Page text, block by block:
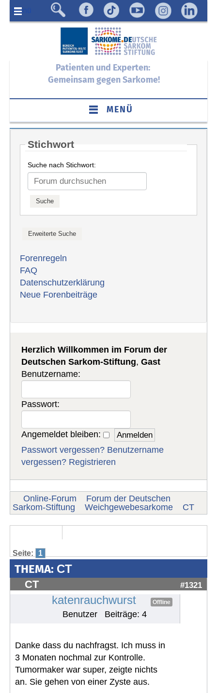
Menü
Patienten und Experten:
Gemeinsam gegen Sarkome!
MENÜ
Stichwort
Suche nach Stichwort:
Forenregeln
FAQ
Datenschutzerklärung
Neue Forenbeiträge
Herzlich Willkommen im Forum der
Deutschen Sarkom-Stiftung,Gast
Benutzername:
Passwort:
Angemeldet bleiben:
Passwort vergessen? Benutzername
vergessen? Registrieren
Online-Forum
Forum der Deutschen
Sarkom-Stiftung
Weichgewebesarkome CT
Seite: 1
THEMA: CT
CT #1321
katenrauchwurst Offline
Benutzer Beiträge: 4
Danke dass du nachfragst. Ich muss in
3 Monaten nochmal zur Kontrolle.
Tumormaker war super, zeigte nichts
an. Sie gehen von einer Zyste aus.